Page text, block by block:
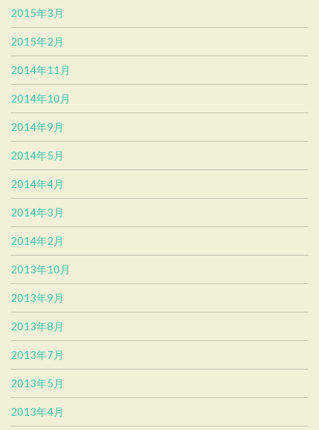
2015年3月
2015年2月
2014年11月
2014年10月
2014年9月
2014年5月
2014年4月
2014年3月
2014年2月
2013年10月
2013年9月
2013年8月
2013年7月
2013年5月
2013年4月